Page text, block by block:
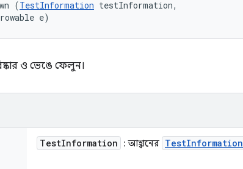
(TestInformation testInformation,
e)
ও ভেঙে ফেলুন।
TestInformation : আহ্বানের TestInformation